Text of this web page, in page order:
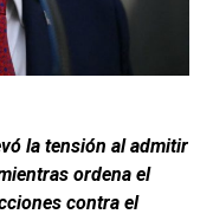
la tensión al admitir
ordena el
contra el